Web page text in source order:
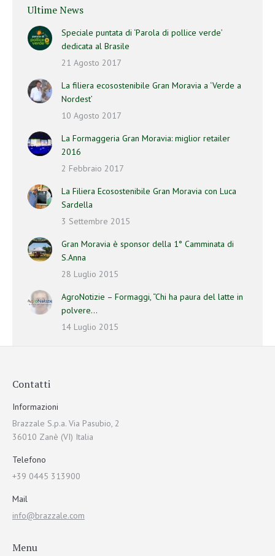
Ultime News
Speciale puntata di ‘Parola di pollice verde’
dedicata al Brasile
21 Agosto 2017
La filiera ecosostenibile Gran Moravia a ‘Verde a
Nordest’
10 Agosto 2017
La Formaggeria Gran Moravia: miglior retailer
2016
2 Febbraio 2017
La Filiera Ecosostenibile Gran Moravia con Luca
Sardella
3 Settembre 2015
Gran Moravia è sponsor della 1° Camminata di
S.Anna
28 Luglio 2015
AgroNotizie – Formaggi, “Chi ha paura del latte in
polvere…
14 Luglio 2015
Contatti
Informazioni
Brazzale S.p.a. Via Pasubio, 2
36010 Zanè (VI) Italia
Telefono
+39 0445 313900
Mail
info@brazzale.com
Menu